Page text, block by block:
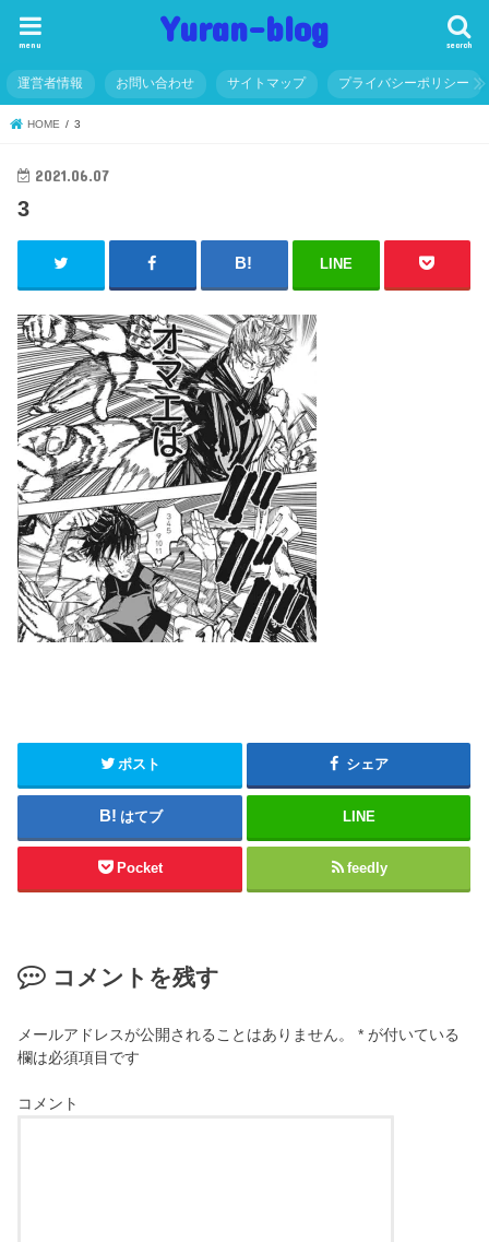
Yuran-blog search
menu
運営者情報 お問い合わせ サイトマップ プライバシーポリシー
HOME 3
2021.06.07
3
LINE
ポスト シェア
はてブ LINE
Pocket feedly
コメントを残す
メールアドレスが公開されることはありません。 * が付いている
欄は必須項目です
コメント